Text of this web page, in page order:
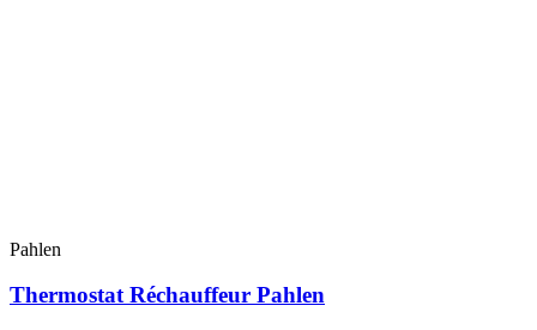
Pahlen
Thermostat Réchauffeur Pahlen